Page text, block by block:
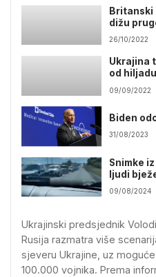
dižu
26/10/2022
Ukrajina
od
teritorije
09/09/2022
Biden
31/08/2023
Snimke
ljudi
09/08/2024
Ukrajinski predsjednik
Rusija razmatra više
sjeveru Ukrajine, uz
100.000 vojnika. Prema